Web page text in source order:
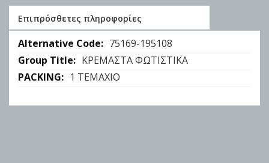
Επιπρόσθετες πληροφορίες
Επιπρόσθετες
πληροφορίες
75169-195108
ΚΡΕΜΑΣΤΑ ΦΩΤΙΣΤΙΚΑ
1 ΤΕΜΑΧΙΟ